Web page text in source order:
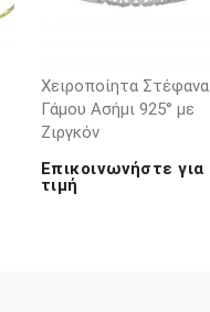
Χειροποίητα Στέφανα
Γάμου Ασήμι 925° με
Ζιργκόν
Επικοινωνήστε για
τιμή